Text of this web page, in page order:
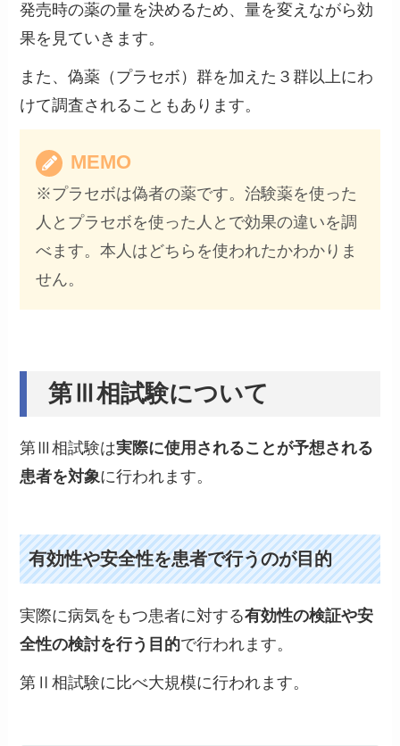
発売時の薬の量を決めるため、量を変えながら効
果を見ていきます。
また、偽薬（プラセボ）群を加えた３群以上にわ
けて調査されることもあります。
MEMO
※プラセボは偽者の薬です。治験薬を使った
人とプラセボを使った人とで効果の違いを調
べます。本人はどちらを使われたかわかりま
せん。
第Ⅲ相試験について
第Ⅲ相試験は実際に使用されることが予想される
患者を対象に行われます。
有効性や安全性を患者で行うのが目的
実際に病気をもつ患者に対する有効性の検証や安
全性の検討を行う目的で行われます。
第Ⅱ相試験に比べ大規模に行われます。